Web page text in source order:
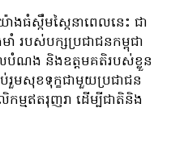
ងធំស្កឹមស្កៃនាពេលនេះ ជា
ាំ របស់បក្សប្រជាជនកម្ពុជា
លបំណង និងឧត្តមគតិរបស់ខ្លួន
រួមសុខទុក្ខជាមួយប្រជាជន
កម្មឥតរុញរា ដើម្បីជាតិនិង